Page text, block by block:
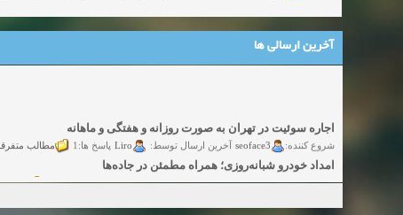
آخرین ارسالی ها
اجاره سوئیت در تهران به صورت روزانه و هفتگی و ماهانه
شروع کننده: seoface3 آخرین ارسال توسط: Liro پاسخ ها:1
امداد خودرو شبانه‌روزی؛ همراه مطمئن در جاده‌ها
شروع کننده: yadak724 آخرین ارسال توسط: yadak724
شروع کننده: alimohri2 آخرین ارسال توسط: alimohri2 پاسخ ها:0